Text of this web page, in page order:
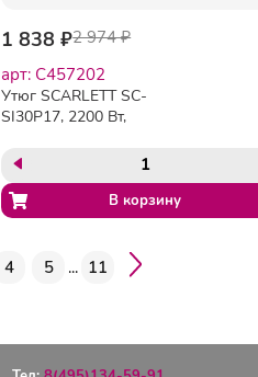
1 838 ₽2 974 ₽
арт: C457202
Утюг SCARLETT SC-
SI30P17, 2200 Вт,
антинакипь, самоочистка,
белый/синий
4 5 ... 11